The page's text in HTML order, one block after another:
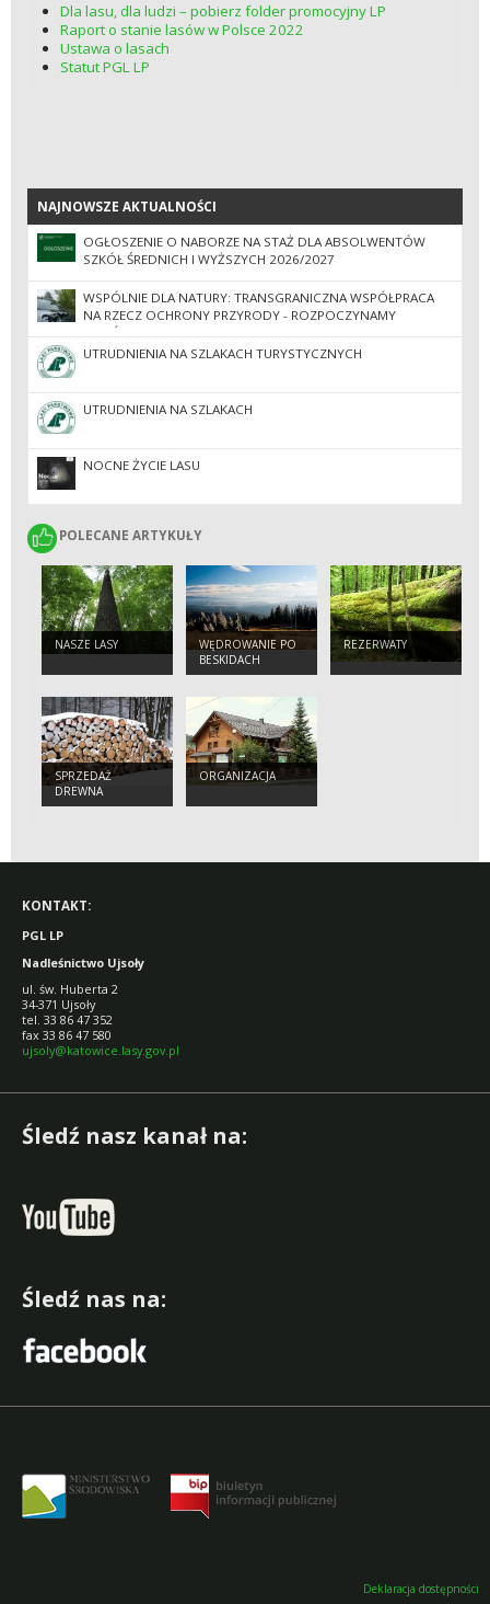
Dla lasu, dla ludzi – pobierz folder promocyjny LP
Raport o stanie lasów w Polsce 2022
Ustawa o lasach
Statut PGL LP
NAJNOWSZE AKTUALNOŚCI
NAJNOWSZE AKTUALNOŚCI
OGŁOSZENIE O NABORZE NA STAŻ DLA ABSOLWENTÓW
SZKÓŁ ŚREDNICH I WYŻSZYCH 2026/2027
WSPÓLNIE DLA NATURY: TRANSGRANICZNA WSPÓŁPRACA
NA RZECZ OCHRONY PRZYRODY - ROZPOCZYNAMY
WSPÓLNE PATROLE
UTRUDNIENIA NA SZLAKACH TURYSTYCZNYCH
UTRUDNIENIA NA SZLAKACH
NOCNE ŻYCIE LASU
POLECANE ARTYKUŁY
POLECANE ARTYKUŁY
NASZE LASY
WĘDROWANIE PO
BESKIDACH
REZERWATY
SPRZEDAŻ
DREWNA
ORGANIZACJA
KONTAKT:
PGL LP
Nadleśnictwo Ujsoły
ul. św. Huberta 2
34-371 Ujsoły
tel. 33 86 47 352
fax 33 86 47 580
ujsoly@katowice.lasy.gov.pl
Śledź nasz kanał na:
Śledź nas na:
Deklaracja dostępności